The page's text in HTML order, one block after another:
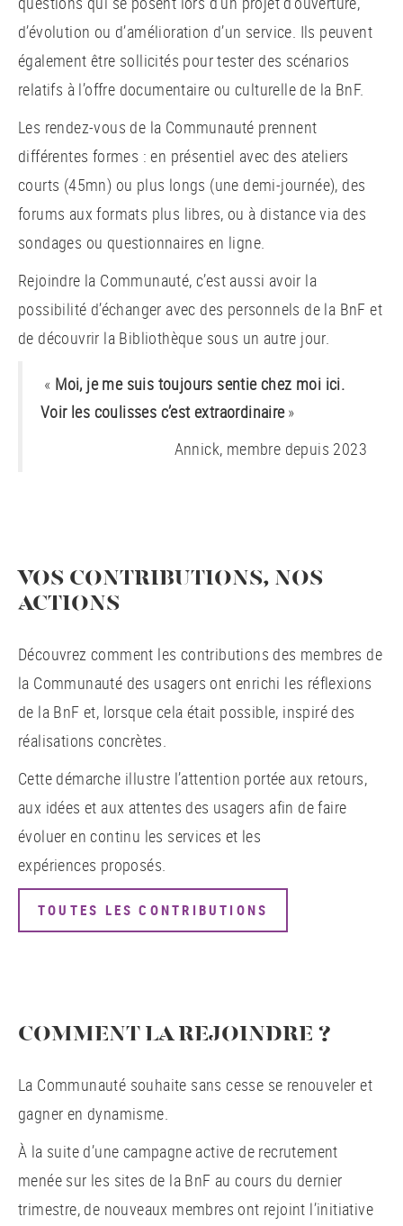
d’évolution ou d’amélioration d’un service. Ils peuvent
également être sollicités pour tester des scénarios
relatifs à l’offre documentaire ou culturelle de la BnF.
Les rendez-vous de la Communauté prennent
différentes formes : en présentiel avec des ateliers
courts (45mn) ou plus longs (une demi-journée), des
forums aux formats plus libres, ou à distance via des
sondages ou questionnaires en ligne.
Rejoindre la Communauté, c’est aussi avoir la
possibilité d’échanger avec des personnels de la BnF et
de découvrir la Bibliothèque sous un autre jour.
« Moi, je me suis toujours sentie chez moi ici.
Voir les coulisses c’est extraordinaire»
Annick, membre depuis 2023
VOS CONTRIBUTIONS, NOS
ACTIONS
Découvrez comment les contributions des membres de
la Communauté des usagers ont enrichi les réflexions
de la BnF et, lorsque cela était possible, inspiré des
réalisations concrètes.
Cette démarche illustre l’attention portée aux retours,
aux idées et aux attentes des usagers afin de faire
évoluer en continu les services et les
expériences proposés.
TOUTES LES CONTRIBUTIONS
COMMENT LA REJOINDRE ?
La Communauté souhaite sans cesse se renouveler et
gagner en dynamisme.
À la suite d’une campagne active de recrutement
menée sur les sites de la BnF au cours du dernier
trimestre, de nouveaux membres ont rejoint l’initiative